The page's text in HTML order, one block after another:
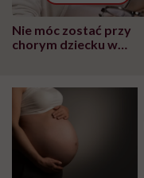
Nie móc zostać przy
chorym dziecku w
może chyba tylko
głupota i brak
wyobraźni"